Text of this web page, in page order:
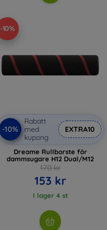
-10%
-10%
Rabatt
med
kupong
EXTRA10
Dreame Rullborste för
dammsugare H12 Dual/M12
170 kr
153 kr
I lager 4 st